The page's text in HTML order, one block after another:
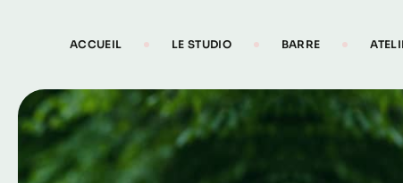
ACCUEIL LE STUDIO BARRE